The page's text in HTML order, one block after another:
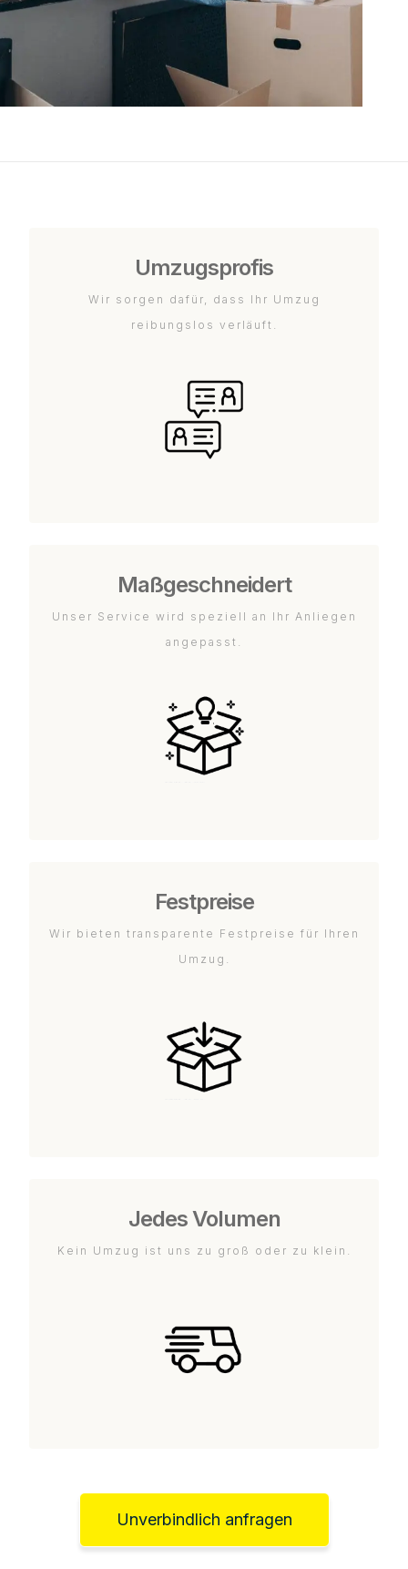
Umzugsprofis
Wir sorgen dafür, dass Ihr Umzug
reibungslos verläuft.
Maßgeschneidert
Unser Service wird speziell an Ihr Anliegen
angepasst.
Festpreise
Wir bieten transparente Festpreise für Ihren
Umzug.
Jedes Volumen
Kein Umzug ist uns zu groß oder zu klein.
Unverbindlich anfragen